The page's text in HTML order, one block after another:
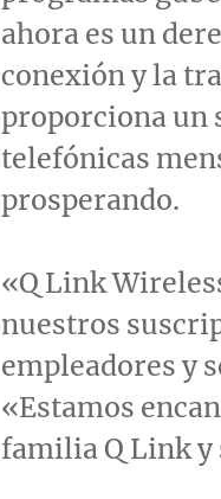
ahora es un
conexión y la
proporciona un
telefónicas
prosperando.
«Q Link
nuestros
empleadores y
«Estamos
familia Q Link y